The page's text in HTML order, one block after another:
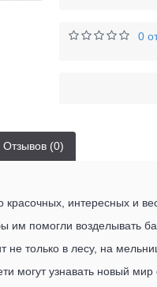
0
Отзывов (0)
интересных и
им помогли возделывать
только в лесу, на
могут узнавать новый